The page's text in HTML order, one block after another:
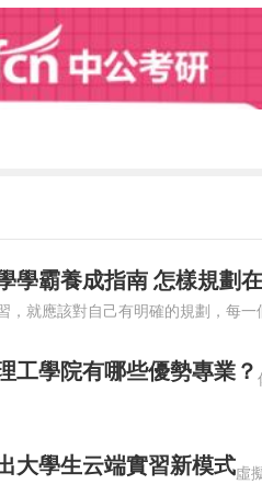
()是指企業在一定地區、
銷B.廣泛性分銷C.選擇性
或代理其產品。
定培訓規劃進行綜合平衡
資與人力資源規劃之間進
常生產與培訓項目之J間
訓與個人職業生涯規劃之
學霸養成指南 怎樣規劃
工學院有哪些優勢專業？
大學生云端實習新模式